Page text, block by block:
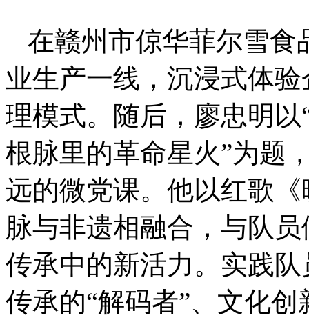
在赣州市倞华菲尔雪食
业生产一线，沉浸式体
理模式。随后，廖忠明
根脉里的革命星火”为题
远的微党课。他以红歌
脉与非遗相融合，与队
传承中的新活力。实践
传承的“解码者”、文化